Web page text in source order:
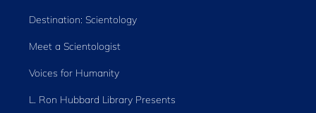
Destination: Scientology
Meet a Scientologist
Voices for Humanity
L. Ron Hubbard Library Presents